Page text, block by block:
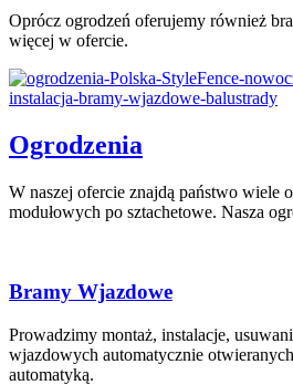
Oprócz ogrodzeń oferujemy również
więcej w ofercie.
Ogrodzenia
W naszej ofercie znajdą państwo wiele
modułowych po sztachetowe. Nasza
Bramy Wjazdowe
Prowadzimy montaż, instalacje,
wjazdowych automatycznie
automatyką.